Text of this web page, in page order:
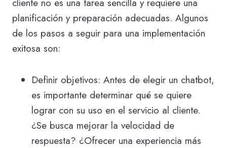
planificación y preparación adecuadas. Algunos
de los pasos a seguir para una implementación
exitosa son:
Definir objetivos: Antes de elegir un chatbot,
es importante determinar qué se quiere
lograr con su uso en el servicio al cliente.
¿Se busca mejorar la velocidad de
respuesta? ¿Ofrecer una experiencia más